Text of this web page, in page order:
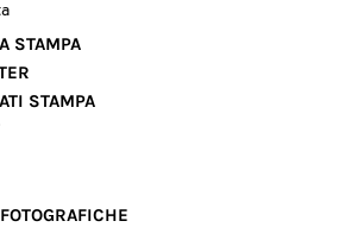
STAMPA
STAMPA